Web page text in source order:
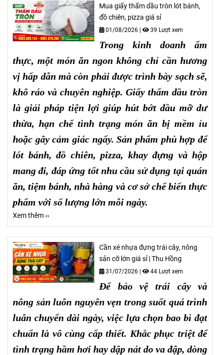
Mua giấy thấm dầu tròn lót bánh,
đồ chiên, pizza giá sỉ
01/08/2026 | 39 Lượt xem
Trong kinh doanh ẩm
thực, một món ăn ngon không chỉ cần hương
vị hấp dẫn mà còn phải được trình bày sạch sẽ,
khô ráo và chuyên nghiệp. Giấy thấm dầu tròn
là giải pháp tiện lợi giúp hút bớt dầu mỡ dư
thừa, hạn chế tình trạng món ăn bị mềm ỉu
hoặc gây cảm giác ngấy. Sản phẩm phù hợp để
lót bánh, đồ chiên, pizza, khay đựng và hộp
mang đi, đáp ứng tốt nhu cầu sử dụng tại quán
ăn, tiệm bánh, nhà hàng và cơ sở chế biến thực
phẩm với số lượng lớn mỗi ngày.
Xem thêm ››
Cần xé nhựa đựng trái cây, nông
sản cỡ lớn giá sỉ | Thu Hồng
31/07/2026 | 44 Lượt xem
Để bảo vệ trái cây và
nông sản luôn nguyên vẹn trong suốt quá trình
luân chuyển dài ngày, việc lựa chọn bao bì đạt
chuẩn là vô cùng cấp thiết. Khắc phục triệt để
tình trạng hầm hơi hay dập nát do va đập, dòng